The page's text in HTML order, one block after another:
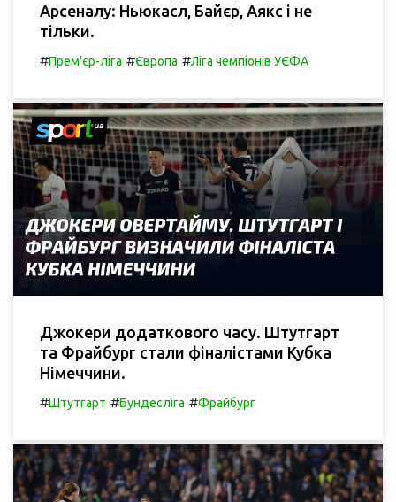
Арсеналу: Ньюкасл, Байєр, Аякс і не
тільки.
#Прем'єр-ліга #Європа #Ліга чемпіонів УЄФА
Джокери додаткового часу. Штутгарт
та Фрайбург стали фіналістами Кубка
Німеччини.
#Штутгарт #Бундесліга #Фрайбург